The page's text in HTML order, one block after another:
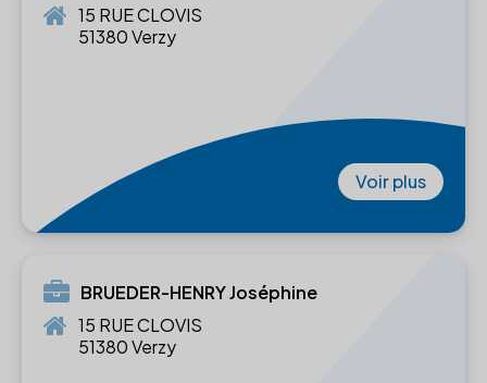
15 RUE CLOVIS
51380 Verzy
Voir plus
BRUEDER-HENRY Joséphine
15 RUE CLOVIS
51380 Verzy